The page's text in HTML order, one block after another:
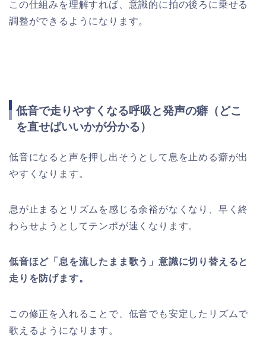
この仕組みを理解すれば、意識的に拍の後ろに乗せる
調整ができるようになります。
低音で走りやすくなる呼吸と発声の癖（どこ
を直せばいいかが分かる）
低音になると声を押し出そうとして息を止める癖が出
やすくなります。
息が止まるとリズムを感じる余裕がなくなり、早く終
わらせようとしてテンポが速くなります。
低音ほど「息を流したまま歌う」意識に切り替えると
走りを防げます。
この修正を入れることで、低音でも安定したリズムで
歌えるようになります。